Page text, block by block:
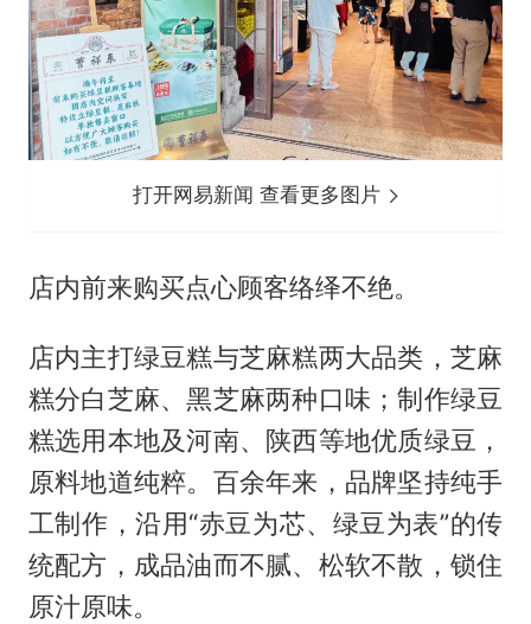
打开网易新闻 查看更多图片
店内前来购买点心顾客络绎不绝。
店内主打绿豆糕与芝麻糕两大品类，芝麻
糕分白芝麻、黑芝麻两种口味；制作绿豆
糕选用本地及河南、陕西等地优质绿豆，
原料地道纯粹。百余年来，品牌坚持纯手
工制作，沿用“赤豆为芯、绿豆为表”的传
统配方，成品油而不腻、松软不散，锁住
原汁原味。